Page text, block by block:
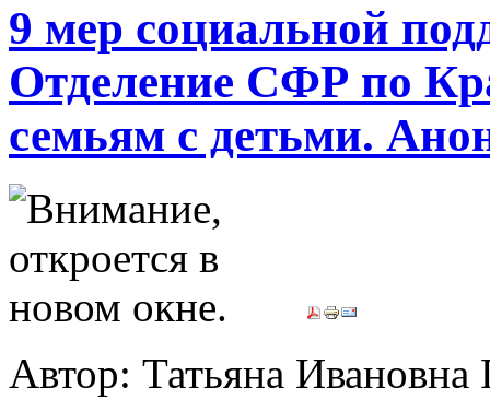
9 мер социальной
Отделение СФР по
семьям с детьми.
Автор: Татьяна